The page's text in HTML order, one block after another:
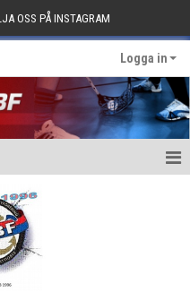
OSS PÅ INSTAGRAM
Logga in